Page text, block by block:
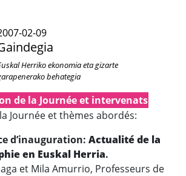
02-09
Herriko ekonomia eta gizarte
behategia
de la Journée et intervenats
Journée et thèmes abordés:
d’inauguration: Actualité de la
en Euskal Herria.
et Mila Amurrio, Professeurs de